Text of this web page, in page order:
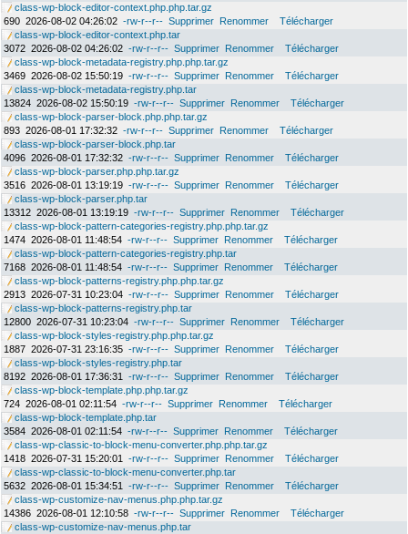
class-wp-block-editor-context.php.php.tar.gz
690 2026-08-02 04:26:02 -rw-r--r-- Supprimer Renommer
Télécharger
class-wp-block-editor-context.php.tar
3072 2026-08-02 04:26:02 -rw-r--r-- Supprimer Renommer
Télécharger
class-wp-block-metadata-registry.php.php.tar.gz
3469 2026-08-02 15:50:19 -rw-r--r-- Supprimer Renommer
Télécharger
class-wp-block-metadata-registry.php.tar
13824 2026-08-02 15:50:19 -rw-r--r-- Supprimer Renommer
Télécharger
class-wp-block-parser-block.php.php.tar.gz
893 2026-08-01 17:32:32 -rw-r--r-- Supprimer Renommer
Télécharger
class-wp-block-parser-block.php.tar
4096 2026-08-01 17:32:32 -rw-r--r-- Supprimer Renommer
Télécharger
class-wp-block-parser.php.php.tar.gz
3516 2026-08-01 13:19:19 -rw-r--r-- Supprimer Renommer
Télécharger
class-wp-block-parser.php.tar
13312 2026-08-01 13:19:19 -rw-r--r-- Supprimer Renommer
Télécharger
class-wp-block-pattern-categories-registry.php.php.tar.gz
1474 2026-08-01 11:48:54 -rw-r--r-- Supprimer Renommer
Télécharger
class-wp-block-pattern-categories-registry.php.tar
7168 2026-08-01 11:48:54 -rw-r--r-- Supprimer Renommer
Télécharger
class-wp-block-patterns-registry.php.php.tar.gz
2913 2026-07-31 10:23:04 -rw-r--r-- Supprimer Renommer
Télécharger
class-wp-block-patterns-registry.php.tar
12800 2026-07-31 10:23:04 -rw-r--r-- Supprimer Renommer
Télécharger
class-wp-block-styles-registry.php.php.tar.gz
1887 2026-07-31 23:16:35 -rw-r--r-- Supprimer Renommer
Télécharger
class-wp-block-styles-registry.php.tar
8192 2026-08-01 17:36:31 -rw-r--r-- Supprimer Renommer
Télécharger
class-wp-block-template.php.php.tar.gz
724 2026-08-01 02:11:54 -rw-r--r-- Supprimer Renommer
Télécharger
class-wp-block-template.php.tar
3584 2026-08-01 02:11:54 -rw-r--r-- Supprimer Renommer
Télécharger
class-wp-classic-to-block-menu-converter.php.php.tar.gz
1418 2026-07-31 15:20:01 -rw-r--r-- Supprimer Renommer
Télécharger
class-wp-classic-to-block-menu-converter.php.tar
5632 2026-08-01 15:34:51 -rw-r--r-- Supprimer Renommer
Télécharger
class-wp-customize-nav-menus.php.php.tar.gz
14386 2026-08-01 12:10:58 -rw-r--r-- Supprimer Renommer
Télécharger
class-wp-customize-nav-menus.php.tar